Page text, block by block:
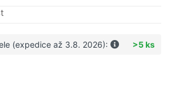
(expedice až 3.8. 2026): >5 ks